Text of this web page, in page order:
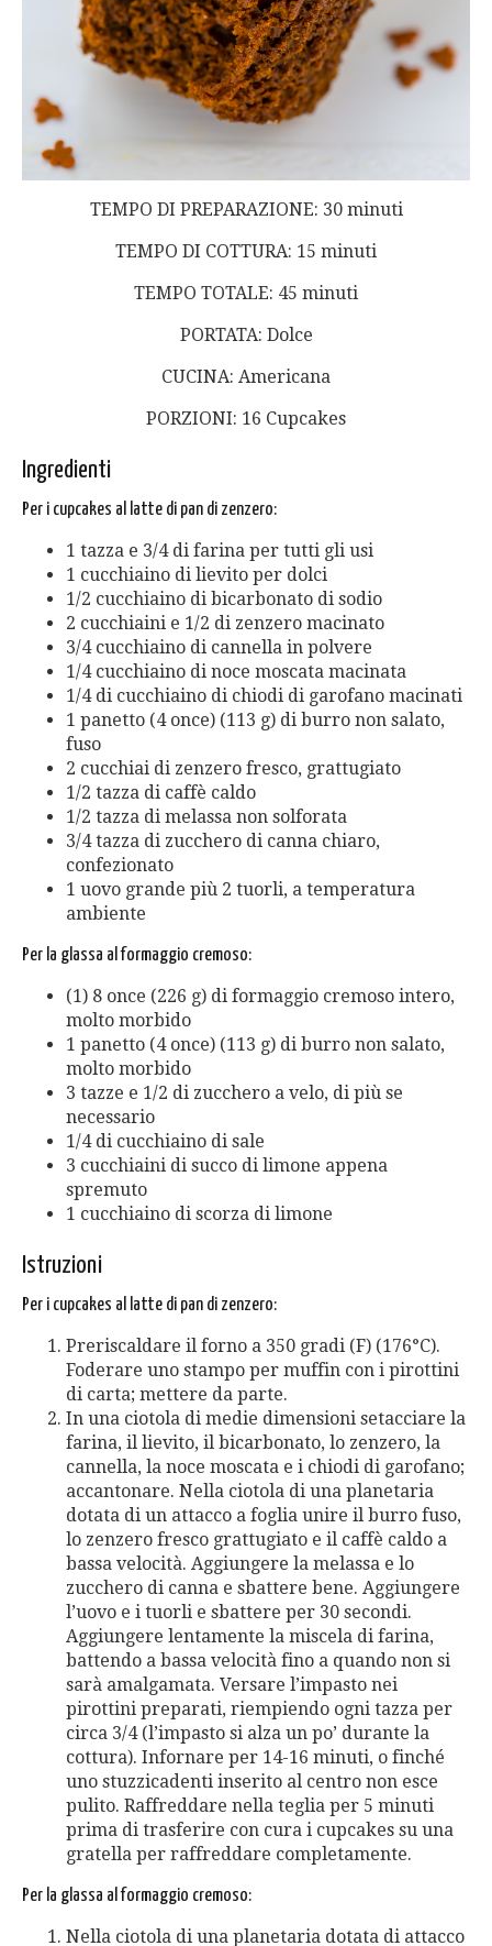
TEMPO DI PREPARAZIONE: 30 minuti
TEMPO DI COTTURA: 15 minuti
TEMPO TOTALE: 45 minuti
PORTATA: Dolce
CUCINA: Americana
PORZIONI: 16 Cupcakes
Ingredienti
Per i cupcakes al latte di pan di zenzero:
1 tazza e 3/4 di farina per tutti gli usi
1 cucchiaino di lievito per dolci
1/2 cucchiaino di bicarbonato di sodio
2 cucchiaini e 1/2 di zenzero macinato
3/4 cucchiaino di cannella in polvere
1/4 cucchiaino di noce moscata macinata
1/4 di cucchiaino di chiodi di garofano macinati
1 panetto (4 once) (113 g) di burro non salato,
fuso
2 cucchiai di zenzero fresco, grattugiato
1/2 tazza di caffè caldo
1/2 tazza di melassa non solforata
3/4 tazza di zucchero di canna chiaro,
confezionato
1 uovo grande più 2 tuorli, a temperatura
ambiente
Per la glassa al formaggio cremoso:
(1) 8 once (226 g) di formaggio cremoso intero,
molto morbido
1 panetto (4 once) (113 g) di burro non salato,
molto morbido
3 tazze e 1/2 di zucchero a velo, di più se
necessario
1/4 di cucchiaino di sale
3 cucchiaini di succo di limone appena
spremuto
1 cucchiaino di scorza di limone
Istruzioni
Per i cupcakes al latte di pan di zenzero:
Preriscaldare il forno a 350 gradi (F) (176°C).
Foderare uno stampo per muffin con i pirottini
di carta; mettere da parte.
In una ciotola di medie dimensioni setacciare la
farina, il lievito, il bicarbonato, lo zenzero, la
cannella, la noce moscata e i chiodi di garofano;
accantonare. Nella ciotola di una planetaria
dotata di un attacco a foglia unire il burro fuso,
lo zenzero fresco grattugiato e il caffè caldo a
bassa velocità. Aggiungere la melassa e lo
zucchero di canna e sbattere bene. Aggiungere
l’uovo e i tuorli e sbattere per 30 secondi.
Aggiungere lentamente la miscela di farina,
battendo a bassa velocità fino a quando non si
sarà amalgamata. Versare l’impasto nei
pirottini preparati, riempiendo ogni tazza per
circa 3/4 (l’impasto si alza un po’ durante la
cottura). Infornare per 14-16 minuti, o finché
uno stuzzicadenti inserito al centro non esce
pulito. Raffreddare nella teglia per 5 minuti
prima di trasferire con cura i cupcakes su una
gratella per raffreddare completamente.
Per la glassa al formaggio cremoso:
Nella ciotola di una planetaria dotata di attacco